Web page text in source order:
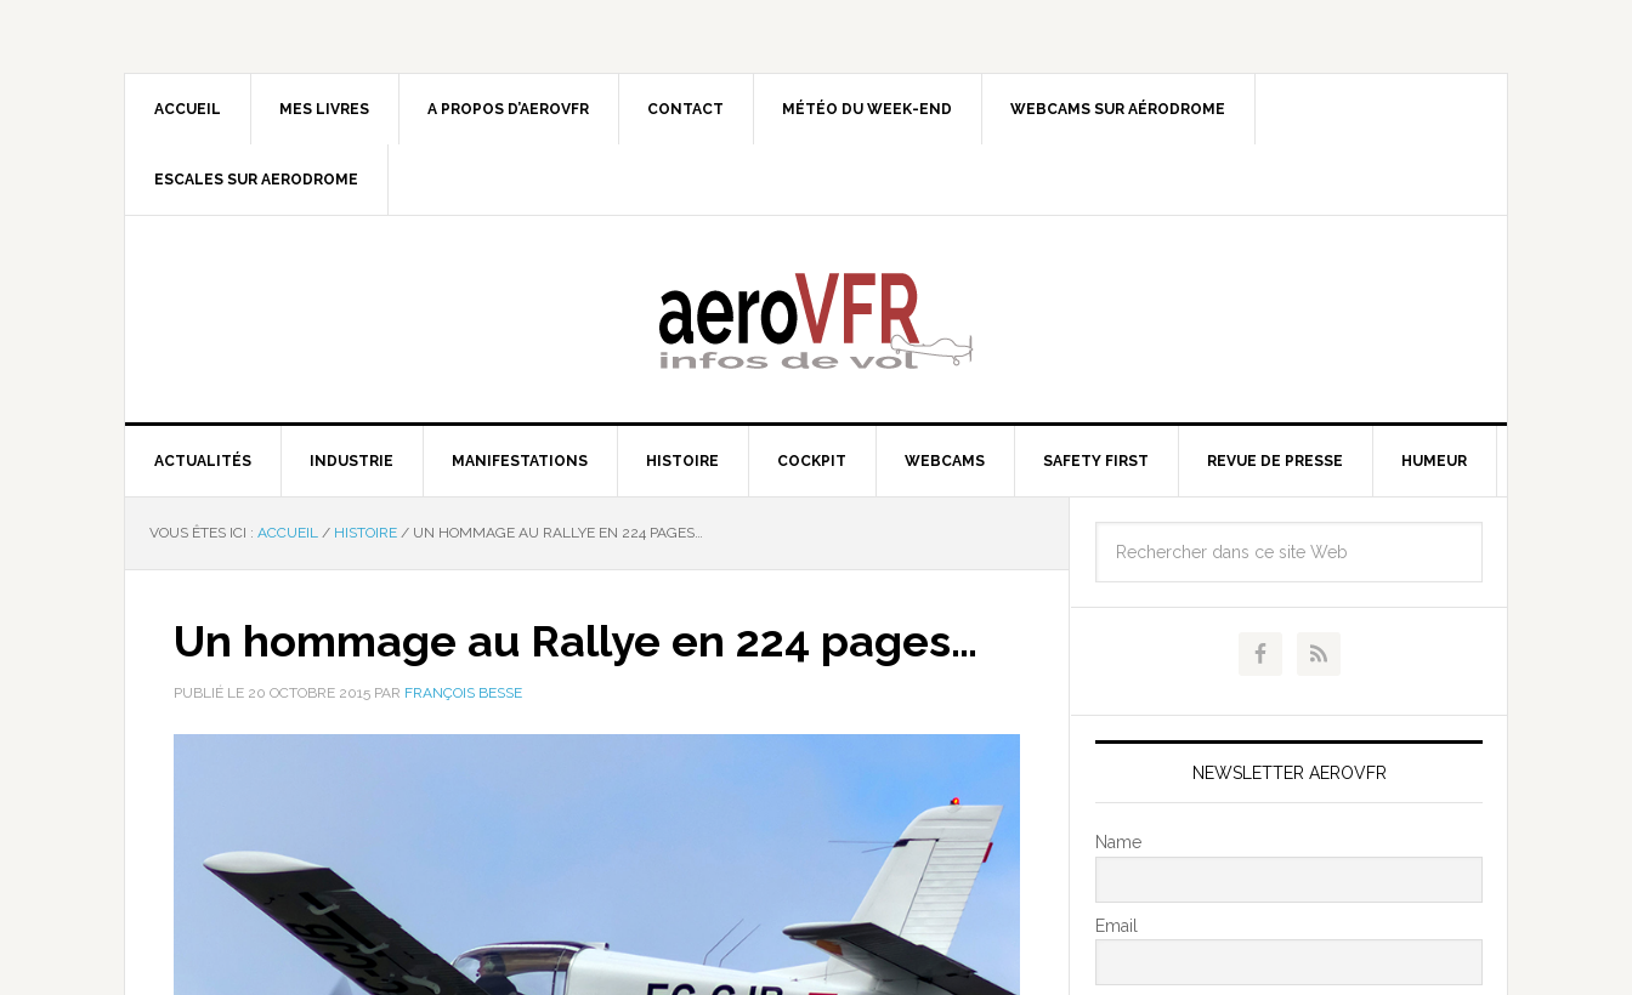
ACCUEIL MES LIVRES A PROPOS D’AEROVFR CONTACT MÉTÉO DU WEEK-END WEBCAMS SUR AÉRODROME
ESCALES SUR AERODROME
ACTUALITÉS INDUSTRIE MANIFESTATIONS HISTOIRE COCKPIT WEBCAMS SAFETY FIRST REVUE DE PRESSE HUMEUR
VOUS ÊTES ICI : ACCUEIL / HISTOIRE / UN HOMMAGE AU RALLYE EN 224 PAGES…
Un hommage au Rallye en 224 pages…
PUBLIÉ LE 20 OCTOBRE 2015 PAR FRANÇOIS BESSE
NEWSLETTER AEROVFR
Name
Email